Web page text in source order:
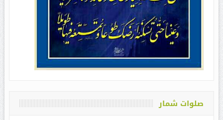
صلوات شمار